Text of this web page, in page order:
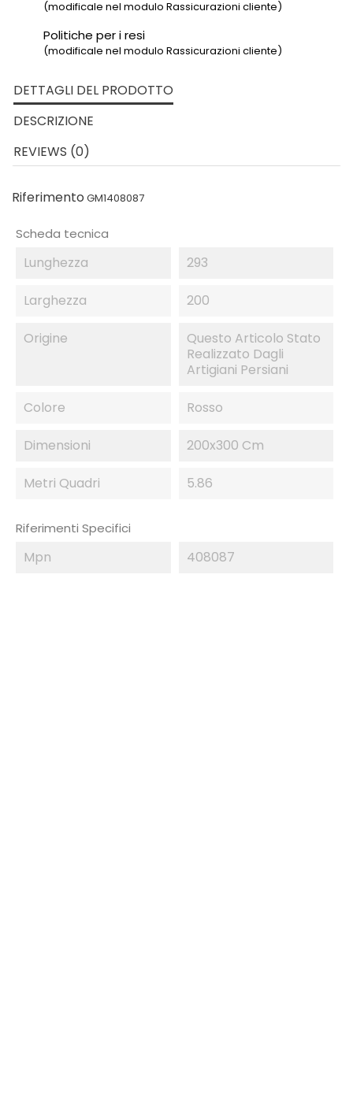
(modificale nel modulo Rassicurazioni cliente)
Politiche per i resi
(modificale nel modulo Rassicurazioni cliente)
DETTAGLI DEL PRODOTTO
DESCRIZIONE
REVIEWS (0)
Riferimento GM1408087
Scheda tecnica
Lunghezza 293
Larghezza 200
Origine
Questo Articolo Stato
Realizzato Dagli
Artigiani Persiani
Colore Rosso
Dimensioni 200x300 Cm
Metri Quadri 5.86
Riferimenti Specifici
Mpn 408087